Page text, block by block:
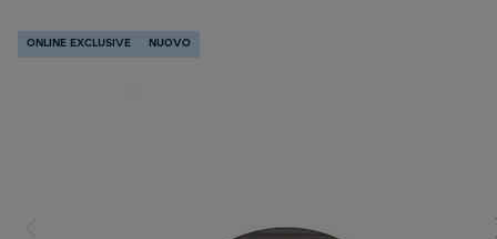
ONLINE EXCLUSIVE NUOVO